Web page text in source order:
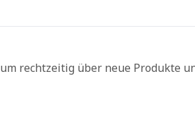
rechtzeitig über neue Produkte